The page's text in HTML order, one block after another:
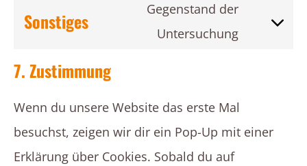
Sonstiges
Gegenstand der
Untersuchung
7. Zustimmung
Wenn du unsere Website das erste Mal
besuchst, zeigen wir dir ein Pop-Up mit einer
Erklärung über Cookies. Sobald du auf